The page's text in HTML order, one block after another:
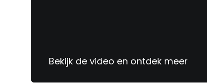
Bekijk de video en ontdek meer